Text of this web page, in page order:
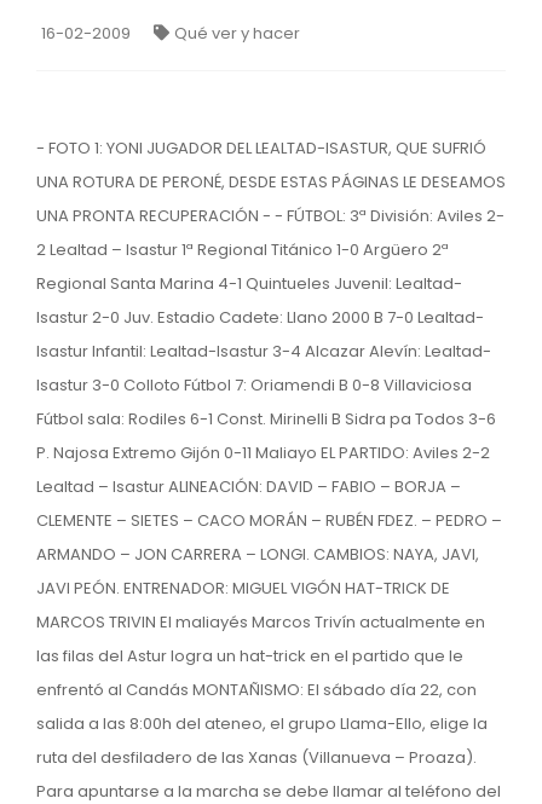
16-02-2009 Qué ver y hacer
- FOTO 1: YONI JUGADOR DEL LEALTAD-ISASTUR, QUE SUFRIÓ
UNA ROTURA DE PERONÉ, DESDE ESTAS PÁGINAS LE DESEAMOS
UNA PRONTA RECUPERACIÓN - - FÚTBOL: 3ª División: Aviles 2-
2 Lealtad – Isastur 1ª Regional Titánico 1-0 Argüero 2ª
Regional Santa Marina 4-1 Quintueles Juvenil: Lealtad-
Isastur 2-0 Juv. Estadio Cadete: Llano 2000 B 7-0 Lealtad-
Isastur Infantil: Lealtad-Isastur 3-4 Alcazar Alevín: Lealtad-
Isastur 3-0 Colloto Fútbol 7: Oriamendi B 0-8 Villaviciosa
Fútbol sala: Rodiles 6-1 Const. Mirinelli B Sidra pa Todos 3-6
P. Najosa Extremo Gijón 0-11 Maliayo EL PARTIDO: Aviles 2-2
Lealtad – Isastur ALINEACIÓN: DAVID – FABIO – BORJA –
CLEMENTE – SIETES – CACO MORÁN – RUBÉN FDEZ. – PEDRO –
ARMANDO – JON CARRERA – LONGI. CAMBIOS: NAYA, JAVI,
JAVI PEÓN. ENTRENADOR: MIGUEL VIGÓN HAT-TRICK DE
MARCOS TRIVIN El maliayés Marcos Trivín actualmente en
las filas del Astur logra un hat-trick en el partido que le
enfrentó al Candás MONTAÑISMO: El sábado día 22, con
salida a las 8:00h del ateneo, el grupo Llama-Ello, elige la
ruta del desfiladero de las Xanas (Villanueva – Proaza).
Para apuntarse a la marcha se debe llamar al teléfono del